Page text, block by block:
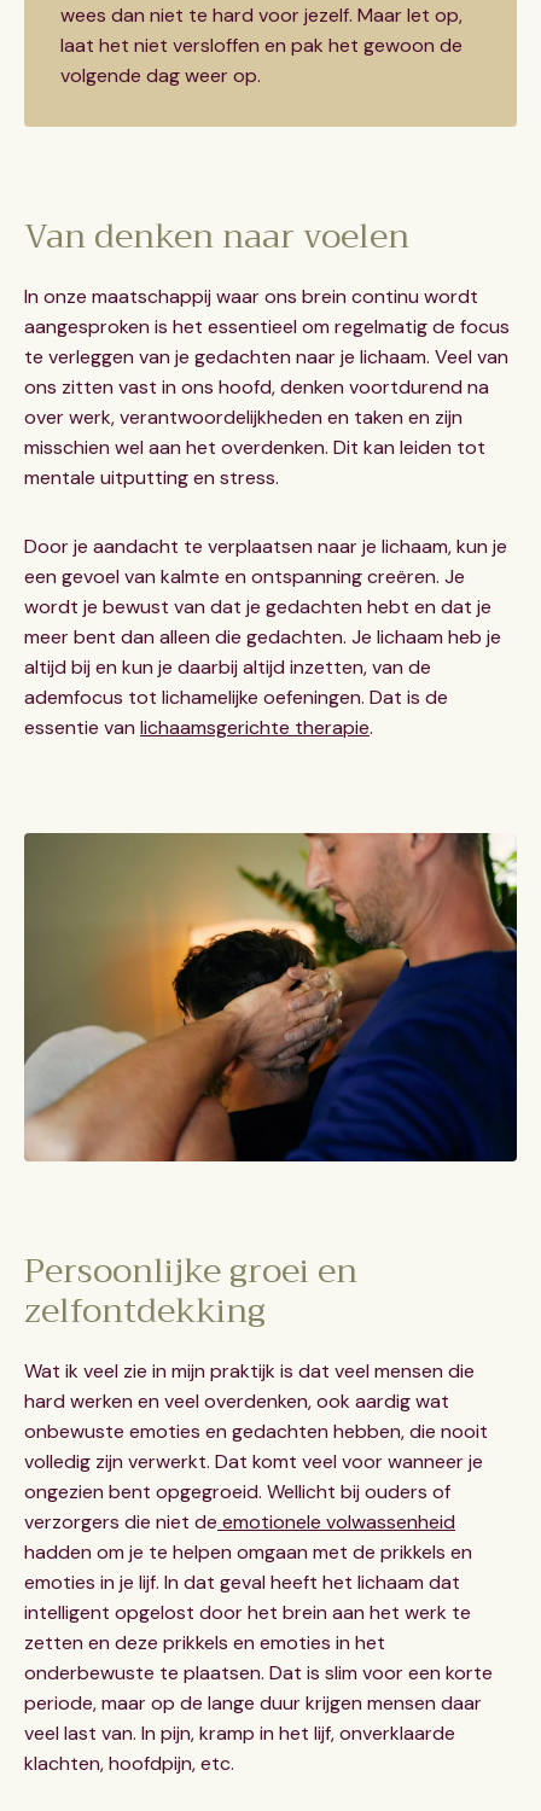
wees dan niet te hard voor jezelf. Maar let op,
laat het niet versloffen en pak het gewoon de
volgende dag weer op.
Van denken naar voelen
In onze maatschappij waar ons brein continu wordt
aangesproken is het essentieel om regelmatig de focus
te verleggen van je gedachten naar je lichaam. Veel van
ons zitten vast in ons hoofd, denken voortdurend na
over werk, verantwoordelijkheden en taken en zijn
misschien wel aan het overdenken. Dit kan leiden tot
mentale uitputting en stress.
Door je aandacht te verplaatsen naar je lichaam, kun je
een gevoel van kalmte en ontspanning creëren. Je
wordt je bewust van dat je gedachten hebt en dat je
meer bent dan alleen die gedachten. Je lichaam heb je
altijd bij en kun je daarbij altijd inzetten, van de
ademfocus tot lichamelijke oefeningen. Dat is de
essentie van lichaamsgerichte therapie.
Persoonlijke groei en
zelfontdekking
Wat ik veel zie in mijn praktijk is dat veel mensen die
hard werken en veel overdenken, ook aardig wat
onbewuste emoties en gedachten hebben, die nooit
volledig zijn verwerkt. Dat komt veel voor wanneer je
ongezien bent opgegroeid. Wellicht bij ouders of
verzorgers die niet de emotionele volwassenheid
hadden om je te helpen omgaan met de prikkels en
emoties in je lijf. In dat geval heeft het lichaam dat
intelligent opgelost door het brein aan het werk te
zetten en deze prikkels en emoties in het
onderbewuste te plaatsen. Dat is slim voor een korte
periode, maar op de lange duur krijgen mensen daar
veel last van. In pijn, kramp in het lijf, onverklaarde
klachten, hoofdpijn, etc.